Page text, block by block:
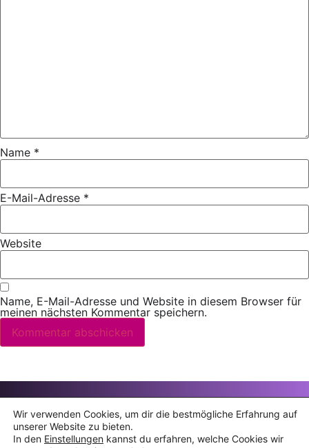
Name *
E-Mail-Adresse *
Website
Name, E-Mail-Adresse und Website in diesem Browser für
meinen nächsten Kommentar speichern.
© 2006 – 2026 Snežana Nešić · Alle Rechte vorbehalten
Datenschutz
Wir verwenden Cookies, um dir die bestmögliche Erfahrung auf
unserer Website zu bieten.
In den Einstellungen kannst du erfahren, welche Cookies wir